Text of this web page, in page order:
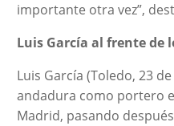
importante otra vez”,
Luis García al frente de
Luis García (Toledo, 23
andadura como portero
Madrid, pasando